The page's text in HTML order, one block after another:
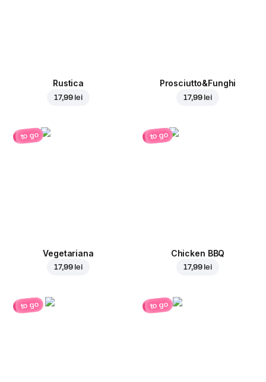
Rustica
17,99 lei
Prosciutto&Funghi
17,99 lei
to go
Vegetariana
17,99 lei
to go
Chicken BBQ
17,99 lei
to go to go